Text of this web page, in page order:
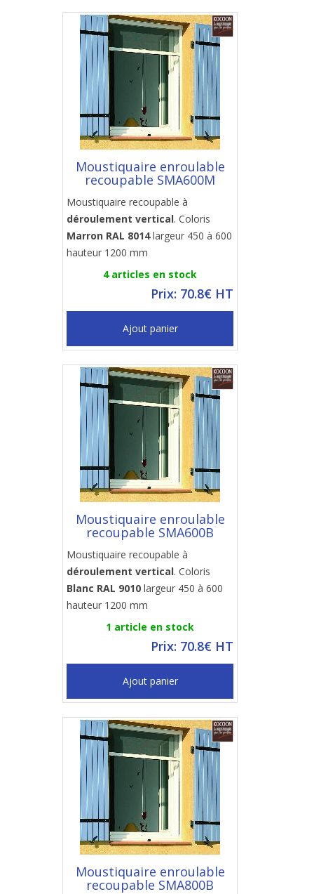
Moustiquaire enroulable
recoupable SMA600M
Moustiquaire recoupable à
déroulement vertical. Coloris
Marron RAL 8014largeur 450 à 600
hauteur 1200 mm
4 articles en stock
Prix: 70.8€ HT
Ajout panier
Moustiquaire enroulable
recoupable SMA600B
Moustiquaire recoupable à
déroulement vertical. Coloris
Blanc RAL 9010 largeur 450 à 600
hauteur 1200 mm
1 article en stock
Prix: 70.8€ HT
Ajout panier
Moustiquaire enroulable
recoupable SMA800B